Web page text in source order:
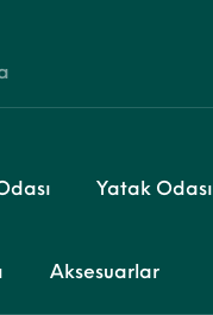
Yatak Odası
Aksesuarlar